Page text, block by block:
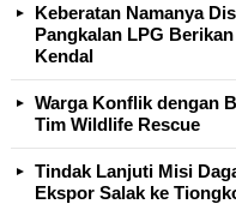
Keberatan Namanya
Pangkalan LPG
Kendal
Warga Konflik dengan
Tim Wildlife Rescue
Tindak Lanjuti Misi
Ekspor Salak ke